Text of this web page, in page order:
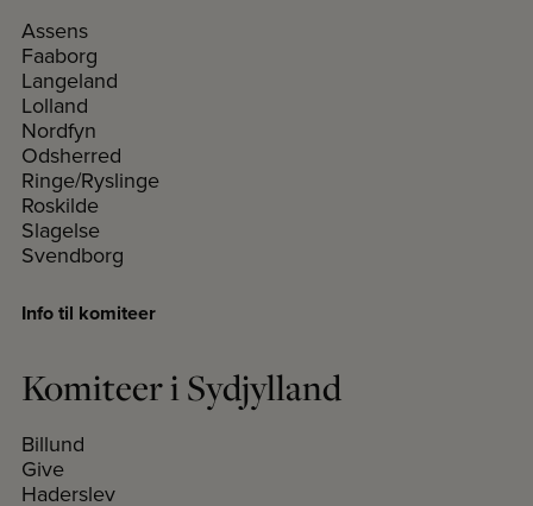
Assens
Faaborg
Langeland
Lolland
Nordfyn
Odsherred
Ringe/Ryslinge
Roskilde
Slagelse
Svendborg
Info til komiteer
Komiteer i Sydjylland
Billund
Give
Haderslev